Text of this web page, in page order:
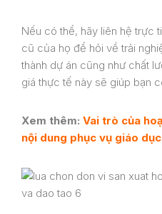
Nếu có thể, hãy liên hệ trực
cũ của họ để hỏi về trải
thành dự án cũng như chất
giá thực tế này sẽ giúp bạn
Xem thêm: Vai trò của
nội dung phục vụ giáo